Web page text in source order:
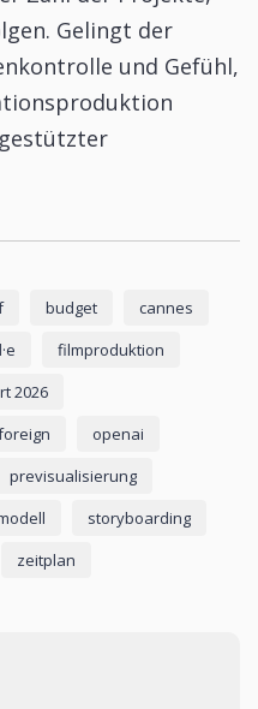
Gelingt der
und Gefühl,
budget
cannes
filmproduktion
2026
openai
previsualisierung
storyboarding
zeitplan